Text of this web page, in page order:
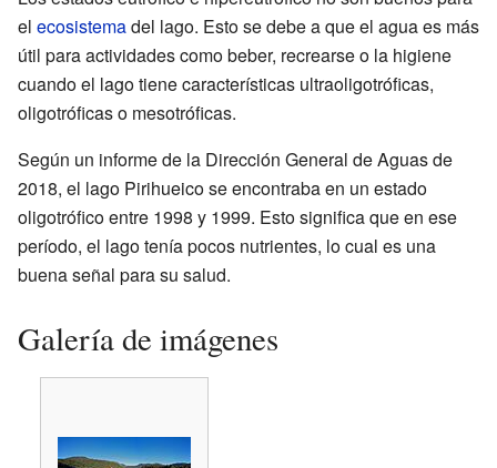
el ecosistemadel lago. Esto se debe a que el agua es más
útil para actividades como beber, recrearse o la higiene
cuando el lago tiene características ultraoligotróficas,
oligotróficas o mesotróficas.
Según un informe de la Dirección General de Aguas de
2018, el lago Pirihueico se encontraba en un estado
oligotrófico entre 1998 y 1999. Esto significa que en ese
período, el lago tenía pocos nutrientes, lo cual es una
buena señal para su salud.
Galería de imágenes